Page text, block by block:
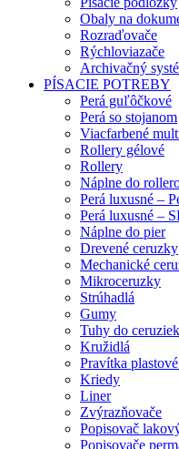
Obaly na
Rozraďovače
Rýchloviazače
Archivačný
PÍSACIE POTREBY
Perá guľôčkové
Perá so stojanom
Viacfarbené
Rollery gélové
Rollery
Náplne do
Perá luxusné –
Perá luxusné –
Náplne do pier
Drevené ceruzky
Mechanické
Mikroceruzky
Strúhadlá
Gumy
Tuhy do ceruziek
Kružidlá
Pravítka
Kriedy
Liner
Zvýrazňovače
Popisovač
Popisovače